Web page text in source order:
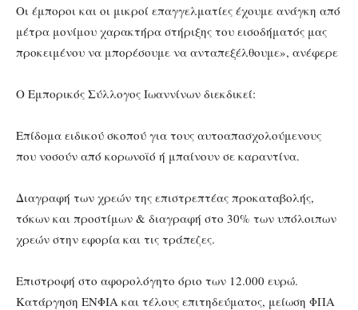
Οι έμποροι και οι μικροί επαγγελματίες έχουμε ανάγκη από
μέτρα μονίμου χαρακτήρα στήριξης του εισοδήματός μας
προκειμένου να μπορέσουμε να ανταπεξέλθουμε», ανέφερε
Ο Εμπορικός Σύλλογος Ιωαννίνων διεκδικεί:
Επίδομα ειδικού σκοπού για τους αυτοαπασχολούμενους
που νοσούν από κορωνοϊό ή μπαίνουν σε καραντίνα.
Διαγραφή των χρεών της επιστρεπτέας προκαταβολής,
τόκων και προστίμων & διαγραφή στο 30% των υπόλοιπων
χρεών στην εφορία και τις τράπεζες.
Επιστροφή στο αφορολόγητο όριο των 12.000 ευρώ.
Κατάργηση ΕΝΦΙΑ και τέλους επιτηδεύματος, μείωση ΦΠΑ